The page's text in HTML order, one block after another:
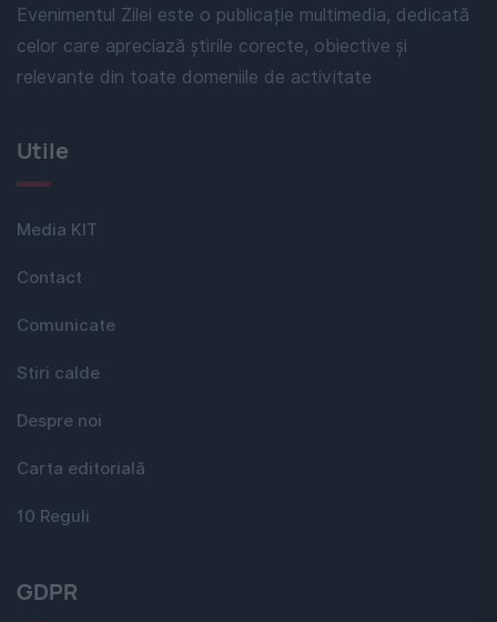
Evenimentul Zilei este o publicație multimedia, dedicată
celor care apreciază știrile corecte, obiective și
relevante din toate domeniile de activitate
Utile
Media KIT
Contact
Comunicate
Stiri calde
Despre noi
Carta editorială
10 Reguli
GDPR